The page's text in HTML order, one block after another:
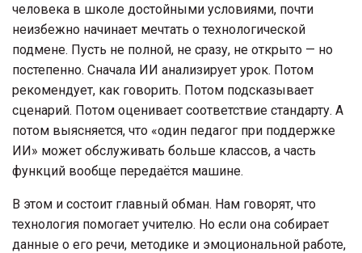
человека в школе достойными условиями, почти
неизбежно начинает мечтать о технологической
подмене. Пусть не полной, не сразу, не открыто — но
постепенно. Сначала ИИ анализирует урок. Потом
рекомендует, как говорить. Потом подсказывает
сценарий. Потом оценивает соответствие стандарту. А
потом выясняется, что «один педагог при поддержке
ИИ» может обслуживать больше классов, а часть
функций вообще передаётся машине.
В этом и состоит главный обман. Нам говорят, что
технология помогает учителю. Но если она собирает
данные о его речи, методике и эмоциональной работе,